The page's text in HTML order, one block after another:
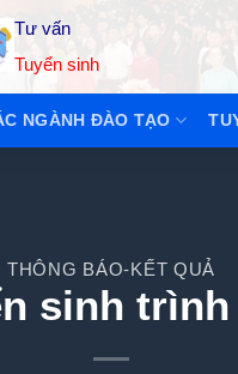
Tư vấn
Tuyển sinh
NGÀNH ĐÀO TẠO
THÔNG BÁO-KẾT QUẢ
sinh